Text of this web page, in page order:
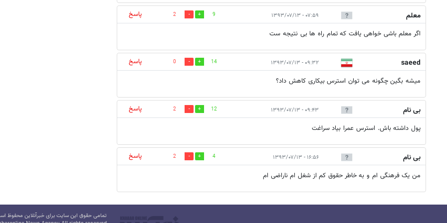
معلم ۰۷:۵۹ - ۱۳۹۳/۰۷/۱۳ 9
2
پاسخ
اگر معلم باشی خواهی یافت که تمام راه ها بی نتیجه ست
saeed ۰۹:۳۲ - ۱۳۹۳/۰۷/۱۳ 14
0
پاسخ
میشه بگین چگونه می توان استرس بیکاری کاهش داد؟
بی نام ۰۹:۴۳ - ۱۳۹۳/۰۷/۱۳ 12
2
پاسخ
پول داشته باش. استرس عمرا بیاد سراغت
بی نام ۱۶:۵۶ - ۱۳۹۳/۰۷/۱۳ 4
2
پاسخ
من یک فرهنگی ام و به خاطر حقوق کم از شغل ام ناراضی ام
تمامی حقوق این سایت برای خبرآنلاین محفوظ